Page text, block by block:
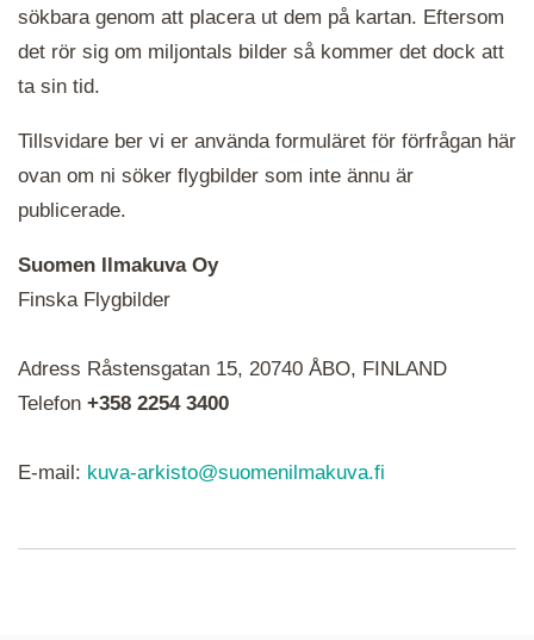
ikoner är det en serie i varje. Utplacerade bilder
syns som nålar istället.
sökbara genom att placera ut dem på kartan. Eftersom
det rör sig om miljontals bilder så kommer det dock att
ta sin tid.
Tillsvidare ber vi er använda formuläret för förfrågan här
ovan om ni söker flygbilder som inte ännu är
publicerade.
Suomen Ilmakuva Oy
Finska Flygbilder
Adress Råstensgatan 15, 20740 ÅBO, FINLAND
Telefon +358 2254 3400
E-mail: kuva-arkisto@suomenilmakuva.fi